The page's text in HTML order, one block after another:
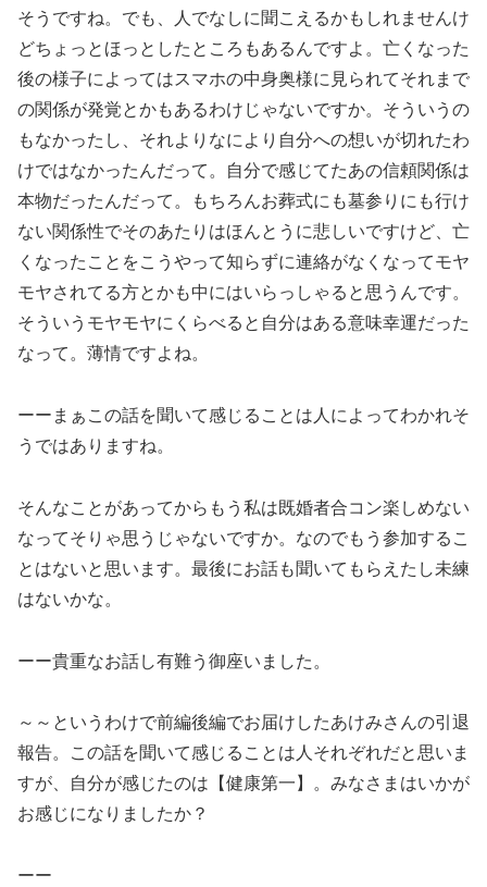
そうですね。でも、人でなしに聞こえるかもしれませんけ
どちょっとほっとしたところもあるんですよ。亡くなった
後の様子によってはスマホの中身奥様に見られてそれまで
の関係が発覚とかもあるわけじゃないですか。そういうの
もなかったし、それよりなにより自分への想いが切れたわ
けではなかったんだって。自分で感じてたあの信頼関係は
本物だったんだって。もちろんお葬式にも墓参りにも行け
ない関係性でそのあたりはほんとうに悲しいですけど、亡
くなったことをこうやって知らずに連絡がなくなってモヤ
モヤされてる方とかも中にはいらっしゃると思うんです。
そういうモヤモヤにくらべると自分はある意味幸運だった
なって。薄情ですよね。
ーーまぁこの話を聞いて感じることは人によってわかれそ
うではありますね。
そんなことがあってからもう私は既婚者合コン楽しめない
なってそりゃ思うじゃないですか。なのでもう参加するこ
とはないと思います。最後にお話も聞いてもらえたし未練
はないかな。
ーー貴重なお話し有難う御座いました。
～～というわけで前編後編でお届けしたあけみさんの引退
報告。この話を聞いて感じることは人それぞれだと思いま
すが、自分が感じたのは【健康第一】。みなさまはいかが
お感じになりましたか？
ーー